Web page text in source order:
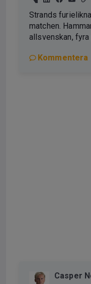
Strands
matchen.
allsvenskan,
Kommentera
Casper